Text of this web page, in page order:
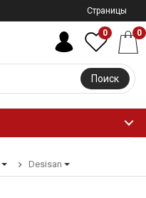
Страницы
Поиск
0 0
Desisan